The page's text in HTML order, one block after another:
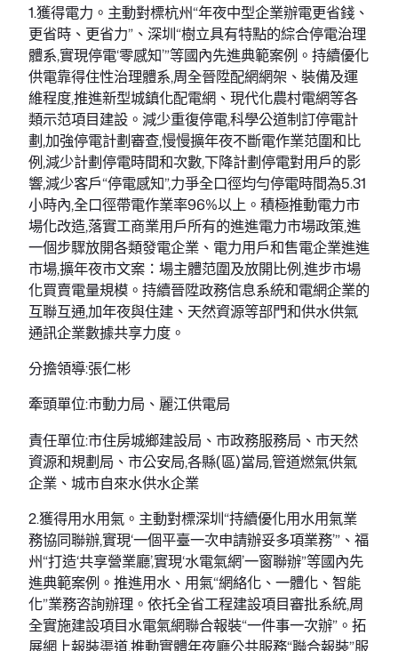
1.獲得電力。主動對標杭州“年夜中型企業辦電更省錢、
更省時、更省力”、深圳“樹立具有特點的綜合停電治理
體系,實現停電‘零感知’”等國內先進典範案例。持續優化
供電靠得住性治理體系,周全晉陞配網網架、裝備及運
維程度,推進新型城鎮化配電網、現代化農村電網等各
類示范項目建設。減少重復停電,科學公道制訂停電計
劃,加強停電計劃審查,慢慢擴年夜不斷電作業范圍和比
例,減少計劃停電時間和次數,下降計劃停電對用戶的影
響,減少客戶“停電感知”,力爭全口徑均勻停電時間為5.31
小時內,全口徑帶電作業率96%以上。積極推動電力市
場化改造,落實工商業用戶所有的進進電力市場政策,進
一個步驟放開各類發電企業、電力用戶和售電企業進進
市場,擴年夜市文案：場主體范圍及放開比例,進步市場
化買賣電量規模。持續晉陞政務信息系統和電網企業的
互聯互通,加年夜與住建、天然資源等部門和供水供氣
通訊企業數據共享力度。
分擔領導:張仁彬
牽頭單位:市動力局、麗江供電局
責任單位:市住房城鄉建設局、市政務服務局、市天然
資源和規劃局、市公安局,各縣(區)當局,管道燃氣供氣
企業、城市自來水供水企業
2.獲得用水用氣。主動對標深圳“持續優化用水用氣業
務協同聯辦,實現‘一個平臺一次申請辦妥多項業務’”、福
州“打造‘共享營業廳’,實現‘水電氣網’一窗聯辦”等國內先
進典範案例。推進用水、用氣“網絡化、一體化、智能
化”業務咨詢辦理。依托全省工程建設項目審批系統,周
全實施建設項目水電氣網聯合報裝“一件事一次辦”。拓
展網上報裝渠道,推動實體年夜廳公共服務“聯合報裝”服